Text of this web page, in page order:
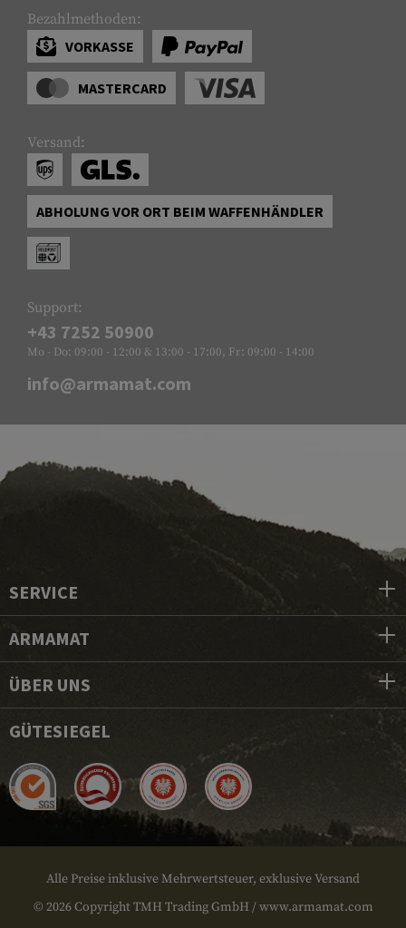
Bezahlmethoden:
VORKASSE
MASTERCARD
Versand:
ABHOLUNG VOR ORT BEIM WAFFENHÄNDLER
Support:
+43 7252 50900
Mo - Do: 09:00 - 12:00 & 13:00 - 17:00, Fr: 09:00 - 14:00
info@armamat.com
SERVICE
ARMAMAT
ÜBER UNS
GÜTESIEGEL
Alle Preise inklusive Mehrwertsteuer, exklusive Versand
© 2026 Copyright TMH Trading GmbH / www.armamat.com